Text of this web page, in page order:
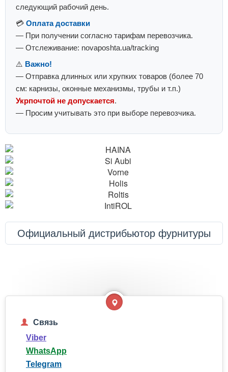
следующий рабочий день.
💳 Оплата доставки
— При получении согласно тарифам перевозчика.
— Отслеживание: novaposhta.ua/tracking
⚠️ Важно!
— Отправка длинных или хрупких товаров (более 70
см: карнизы, оконные механизмы, трубы и т.п.)
Укрпочтой не допускается.
— Просим учитывать это при выборе перевозчика.
Официальный дистрибьютор фурнитуры
Связь
Viber
WhatsApp
Telegram